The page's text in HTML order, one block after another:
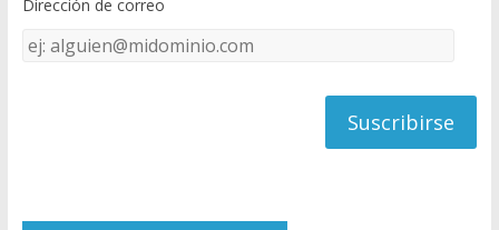
k e
C
Dirección de correo
Dirección
de